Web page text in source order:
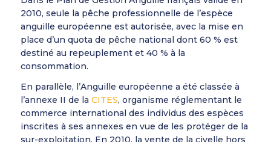
2010, seule la pêche professionnelle de l’espèce
anguille européenne est autorisée, avec la mise en
place d’un quota de pêche national dont 60 % est
destiné au repeuplement et 40 % à la
consommation.
En parallèle, l’Anguille européenne a été classée à
l’annexe II de la CITES, organisme réglementant le
commerce international des individus des espèces
inscrites à ses annexes en vue de les protéger de la
sur-exploitation. En 2010, la vente de la civelle hors